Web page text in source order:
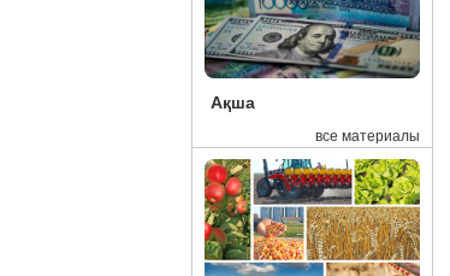
Ақша
все материалы